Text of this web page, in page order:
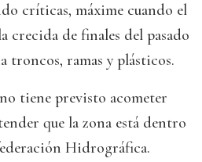
críticas, máxime cuando el
crecida de finales del pasado
troncos, ramas y plásticos.
tiene previsto acometer
que la zona está dentro
Hidrográfica.